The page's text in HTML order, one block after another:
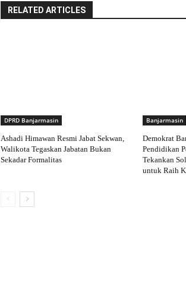
RELATED ARTICLES
DPRD Banjarmasin
Ashadi Himawan Resmi Jabat Sekwan,
Walikota Tegaskan Jabatan Bukan
Sekadar Formalitas
Banjarmasin
Demokrat
Pendidikan
Tekankan
untuk Raih